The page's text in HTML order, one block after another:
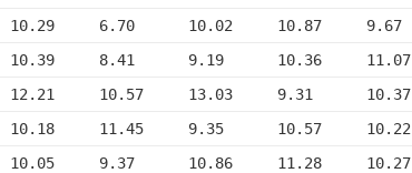
10.29     6.70      10.02     10.87     9.67
10.39     8.41      9.19      10.36     11.07
12.21     10.57     13.03     9.31      10.37
10.18     11.45     9.35      10.57     10.22
10.05     9.37      10.86     11.28     10.27